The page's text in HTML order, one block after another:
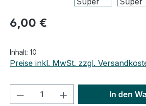
Regulärer Preis:
6,00 €
Inhalt: 10
Preise inkl. MwSt. zzgl.
Produkt Anzahl: GibIn den